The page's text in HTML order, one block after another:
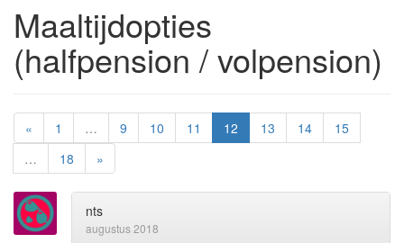
Maaltijdopties
(halfpension / volpension)
« 1 … 9 10 11 12 13 14
15
…
18 »
nts
augustus 2018